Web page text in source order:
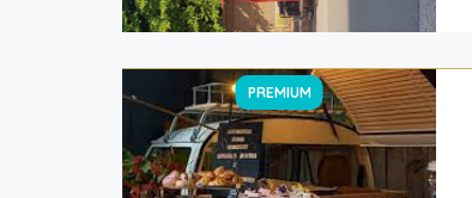
PREMIUM